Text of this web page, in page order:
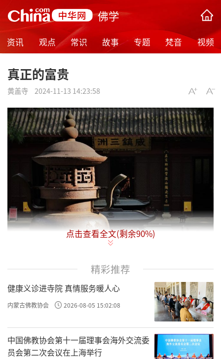
佛学
资讯 观点 常识 故事 专题 梵音 视频
真正的富贵
黄盖寺 2024-11-13 14:23:58
佛陀入涅槃五百余年之后，在古印度地区
有一位国王，修学佛法非常精进，并且还以最
好的饮食供养出家众。在他所供养的出家人
中，就有一位已经不受生死轮回、解脱自在、
得知宿命的阿罗汉圣者。
点击查看全文(剩余90%)
精彩推荐
健康义诊进寺院 真情服务暖人心
内蒙古佛教协会 2026-08-05 15:02:08
中国佛教协会第十一届理事会海外交流委
员会第二次会议在上海举行